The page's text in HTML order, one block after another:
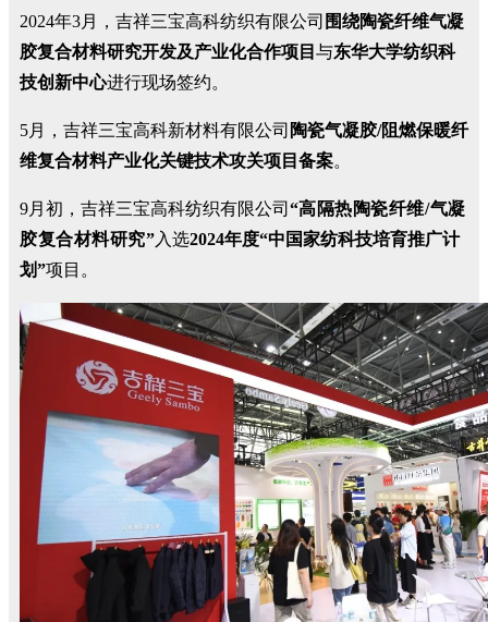
2024年3月，吉祥三宝高科纺织有限公司 围绕陶瓷纤维气凝
胶复合材料研究开发及产业化合作项目 与东华大学纺织科
技创新中心进行现场签约。
5月，吉祥三宝高科新材料有限公司 陶瓷气凝胶/阻燃保暖纤
维复合材料产业化关键技术攻关项目备案。
9月初，吉祥三宝高科纺织有限公司 “高隔热陶瓷纤维/气凝
胶复合材料研究”入选2024年度“中国家纺科技培育推广计
划”项目。